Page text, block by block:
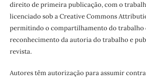
direito de primeira publicação, com o
licenciado sob a Creative Commons
permitindo o compartilhamento do trabalho
reconhecimento da autoria do trabalho e
revista.
Autores têm autorização para assumir